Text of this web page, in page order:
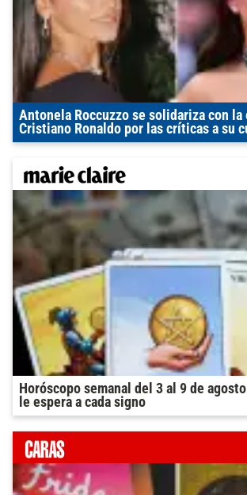
Antonela Roccuzzo se solidariza con la
Cristiano Ronaldo por las críticas a su
Horóscopo semanal del 3 al 9 de
le espera a cada signo